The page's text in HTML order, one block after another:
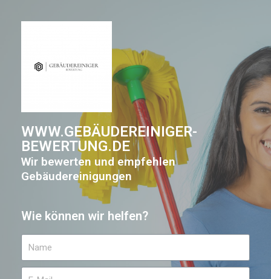
WWW.GEBÄUDEREINIGER-
BEWERTUNG.DE
Wir bewerten und empfehlen
Gebäudereinigungen
Wie können wir helfen?